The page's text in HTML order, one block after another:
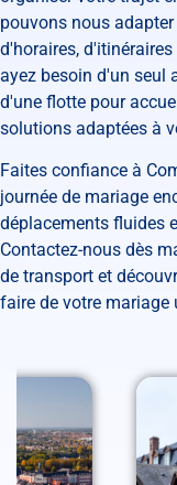
pouvons nous
d'horaires,
ayez besoin d'un seul
d'une flotte pour
solutions adaptées à
Faites confiance à
journée de mariage
déplacements fluides
Contactez-nous dès
de transport et
faire de votre